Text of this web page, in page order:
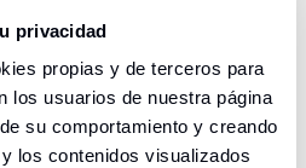
privacidad
propias y de terceros para
los usuarios de nuestra página
su comportamiento y creando
los contenidos visualizados
partir del 5º reintegro se
aplica la comisión que
cobre la entidad
propietaria del cajero